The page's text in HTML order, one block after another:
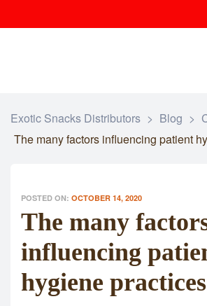
Exotic Snacks Distributors > Blog >
The many factors influencing patient
POSTED ON: OCTOBER 14, 2020
The many
influencing
hygiene practices